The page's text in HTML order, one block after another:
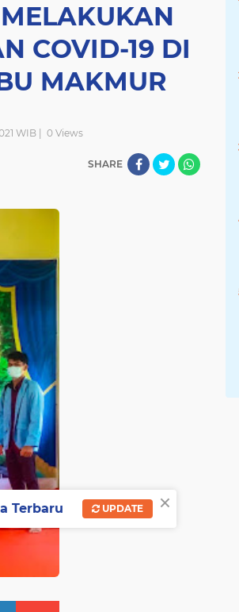
COVID-19 DI
MAKMUR
WIB | 0Views
SHARE
×
Terbaru UPDATE